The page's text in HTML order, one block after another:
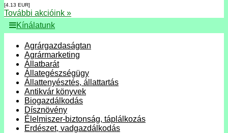
[4.13 EUR]
További akcióink »
Kínálatunk
Agrárgazdaságtan
Agrármarketing
Állatbarát
Állategészségügy
Állattenyésztés, állattartás
Antikvár könyvek
Biogazdálkodás
Dísznövény
Élelmiszer-biztonság, táplálkozás
Erdészet, vadgazdálkodás